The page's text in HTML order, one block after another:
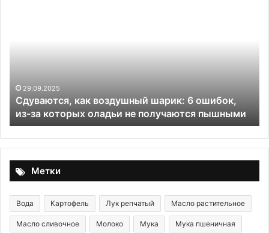
за
которых
оладьи
не
получаются
пышными
29.09.2025
Сдуваются, как воздушный шарик: 6 ошибок,
из-за которых оладьи не получаются пышными
Метки
Вода Картофель Лук репчатый Масло растительное
Масло сливочное Молоко Мука Мука пшеничная